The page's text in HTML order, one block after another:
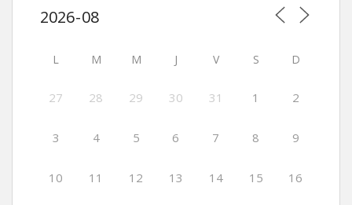
L M M J V S D
27 28 29 30 31 1 2
3 4 5 6 7 8 9
10 11 12 13 14 15 16